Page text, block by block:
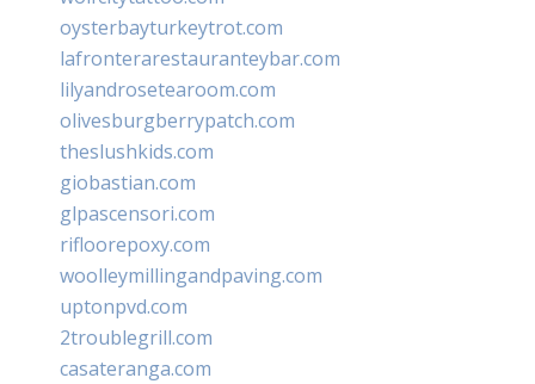
oysterbayturkeytrot.com
lafronterarestauranteybar.com
lilyandrosetearoom.com
olivesburgberrypatch.com
theslushkids.com
giobastian.com
glpascensori.com
rifloorepoxy.com
woolleymillingandpaving.com
uptonpvd.com
2troublegrill.com
casateranga.com